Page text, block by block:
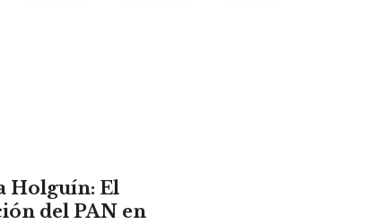
Holguín: El
del PAN en